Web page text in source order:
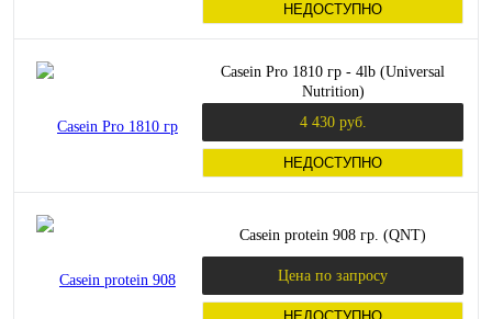
НЕДОСТУПНО
Casein Pro 1810 гр - 4lb (Universal
Nutrition)
4 430 руб.
НЕДОСТУПНО
Casein protein 908 гр. (QNT)
Цена по запросу